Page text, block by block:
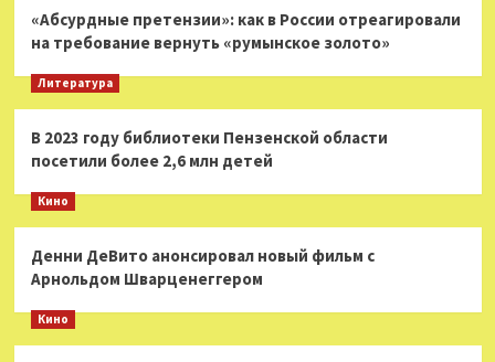
«Абсурдные претензии»: как в России отреагировали
на требование вернуть «румынское золото»
Литература
В 2023 году библиотеки Пензенской области
посетили более 2,6 млн детей
Кино
Денни ДеВито анонсировал новый фильм с
Арнольдом Шварценеггером
Кино